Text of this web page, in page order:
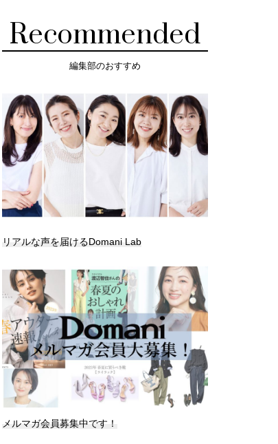
Recommended
編集部のおすすめ
リアルな声を届けるDomani Lab
メルマガ会員募集中です！